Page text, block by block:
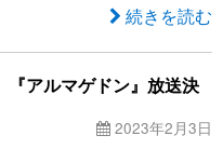
続きを読む
『アルマゲドン』放送決
2023年2月3日